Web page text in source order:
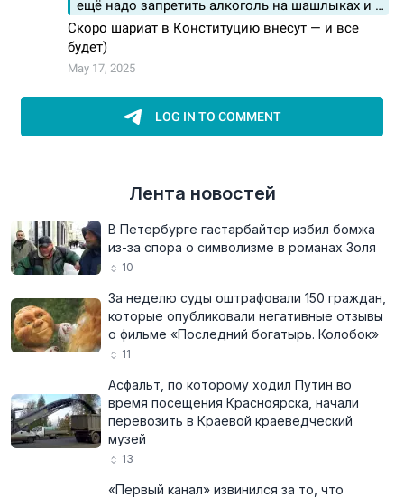
Лента новостей
В Петербурге гастарбайтер избил бомжа
из-за спора о символизме в романах Золя
10
За неделю суды оштрафовали 150 граждан,
которые опубликовали негативные отзывы
о фильме «Последний богатырь. Колобок»
11
Асфальт, по которому ходил Путин во
время посещения Красноярска, начали
перевозить в Краевой краеведческий
музей
13
«Первый канал» извинился за то, что